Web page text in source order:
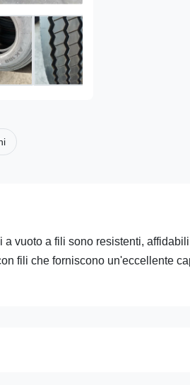
vuoto a fili sono resistenti,
fili che forniscono un'eccellente